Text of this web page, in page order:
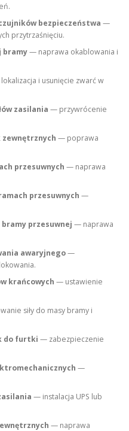
bezpieczeństwa —
przytrzaśnięciu.
bramy— naprawa okablowania i
i usunięcie zwarć w
zasilania — przywrócenie
— poprawa
przesuwnych — naprawa
przesuwnych —
przesuwnej — naprawa
awaryjnego—
krańcowych — ustawienie
siły do masy bramy i
do furtki — zabezpieczenie
—
— instalacja UPS lub
— naprawa